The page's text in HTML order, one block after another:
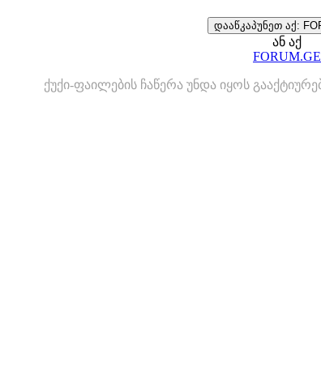
დააწკაპუნეთ აქ:
ან აქ
FORUM.GE
ქუქი-ფაილების ჩაწერა უნდა იყოს